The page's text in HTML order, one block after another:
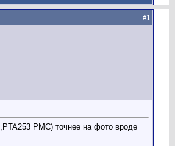
#1
PMC) точнее на фото вроде